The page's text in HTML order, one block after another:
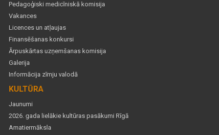
Pedagoģiski medicīniskā komisija
Vakances
Licences un atļaujas
Finansēšanas konkursi
Ārpuskārtas uzņemšanas komisija
Galerija
Informācija zīmju valodā
KULTŪRA
Jaunumi
2026. gada lielākie kultūras pasākumi Rīgā
Amatiermāksla